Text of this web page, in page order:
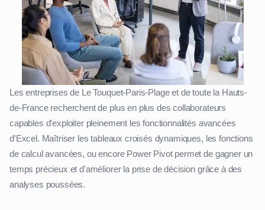
Les entreprises de Le Touquet-Paris-Plage et de toute la Hauts-
de-France recherchent de plus en plus des collaborateurs
capables d'exploiter pleinement les fonctionnalités avancées
d'Excel. Maîtriser les tableaux croisés dynamiques, les fonctions
de calcul avancées, ou encore Power Pivot permet de gagner un
temps précieux et d'améliorer la prise de décision grâce à des
analyses poussées.